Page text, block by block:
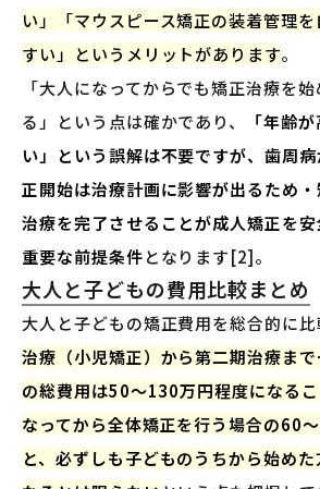
い」「マウスピース矯正の装着管理
すい」というメリットがあります。
「大人になってからでも矯正治療を
る」という点は確かであり、
「年齢
い」という誤解は不要ですが、歯周
正開始は治療計画に影響が出るため
治療を完了させることが成人矯正を
重要な前提条件となります[2]。
大人と子どもの費用比較まとめ
大人と子どもの矯正費用を総合的に比
治療（小児矯正）から第二期治療ま
の総費用は50〜130万円程度になる
なってから全体矯正を行う場合の60
と、必ずしも子どものうちから始め